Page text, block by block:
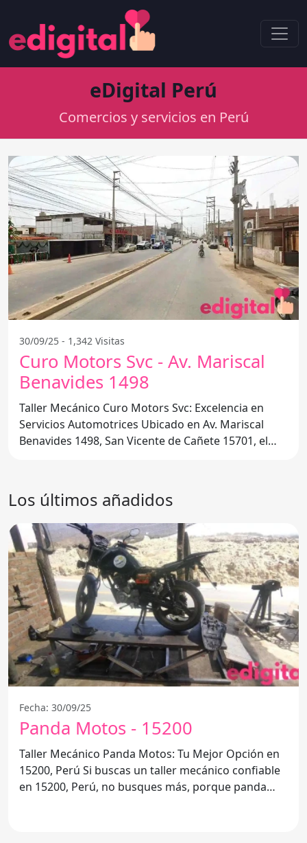
eDigital Perú
Comercios y servicios en Perú
30/09/25 - 1,342 Visitas
Curo Motors Svc - Av. Mariscal
Benavides 1498
Taller Mecánico Curo Motors Svc: Excelencia en
Servicios Automotrices Ubicado en Av. Mariscal
Benavides 1498, San Vicente de Cañete 15701, el
Los últimos añadidos
Fecha: 30/09/25
Panda Motos - 15200
Taller Mecánico Panda Motos: Tu Mejor Opción en
15200, Perú Si buscas un taller mecánico confiable
en 15200, Perú, no busques más, porque panda